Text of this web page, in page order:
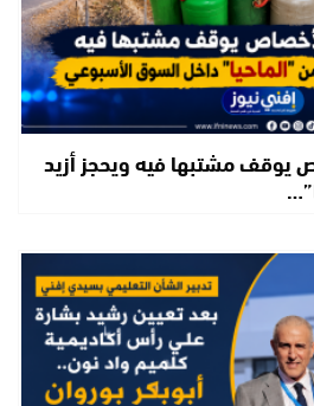
يوقف مشتبها فيه ويحجز أزيد